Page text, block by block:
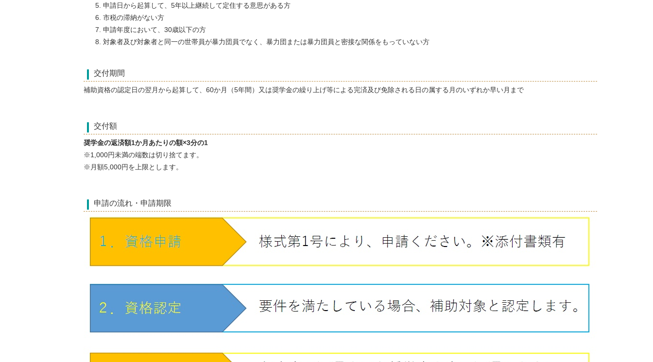
申請日から起算して、5年以上継続して定住する意思がある方
市税の滞納がない方
申請年度において、30歳以下の方
対象者及び対象者と同一の世帯員が暴力団員でなく、暴力団または暴力団員と密接な関係をもっていない方
交付期間
補助資格の認定日の翌月から起算して、60か月（5年間）又は奨学金の繰り上げ等による完済及び免除される日の属する月のいずれか早い月まで
交付額
奨学金の返済額1か月あたりの額×3分の1
※1,000円未満の端数は切り捨てます。
※月額5,000円を上限とします。
申請の流れ・申請期限